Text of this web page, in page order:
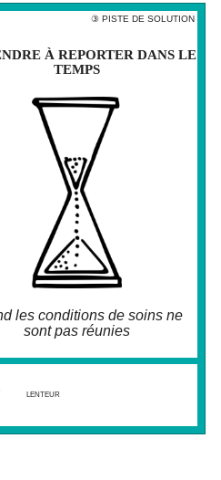
③ PISTE DE SOLUTION
À REPORTER DANS LE
TEMPS
les conditions de soins ne
sont pas réunies
LENTEUR
À REPORTER DANS LE
TEMPS
rapport au temps est un des éléments
fondateurs de notre addiction à la
Or le processus de création, de
ne prend pas toujours le même
temps que ce qu'exige le besoin de
Forcer cette compression du
de création, production peut générer
négatives sur la santé des
de la société et/ ou des milieux
Réflechissions à deux fois, lorsque
de soins ne sont pas réunies,
il pas préférable de reporter dans le
temps ? et si on essayait.